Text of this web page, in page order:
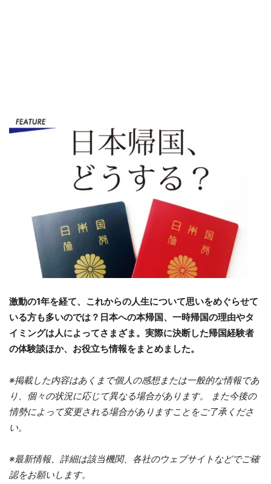
激動の1年を経て、これからの人生について思いをめぐらせて
いる方も多いのでは？日本への本帰国、一時帰国の理由やタ
イミングは人によってさまざま。実際に決断した帰国経験者
の体験談ほか、お役立ち情報をまとめました。
※掲載した内容はあくまで個人の感想または一般的な情報であ
り、個々の状況に応じて異なる場合があります。 また今後の
情勢によって変更される場合がありますことをご了承くださ
い。
※最新情報、詳細は該当機関、各社のウェブサイトなどでご確
認をお願いします。